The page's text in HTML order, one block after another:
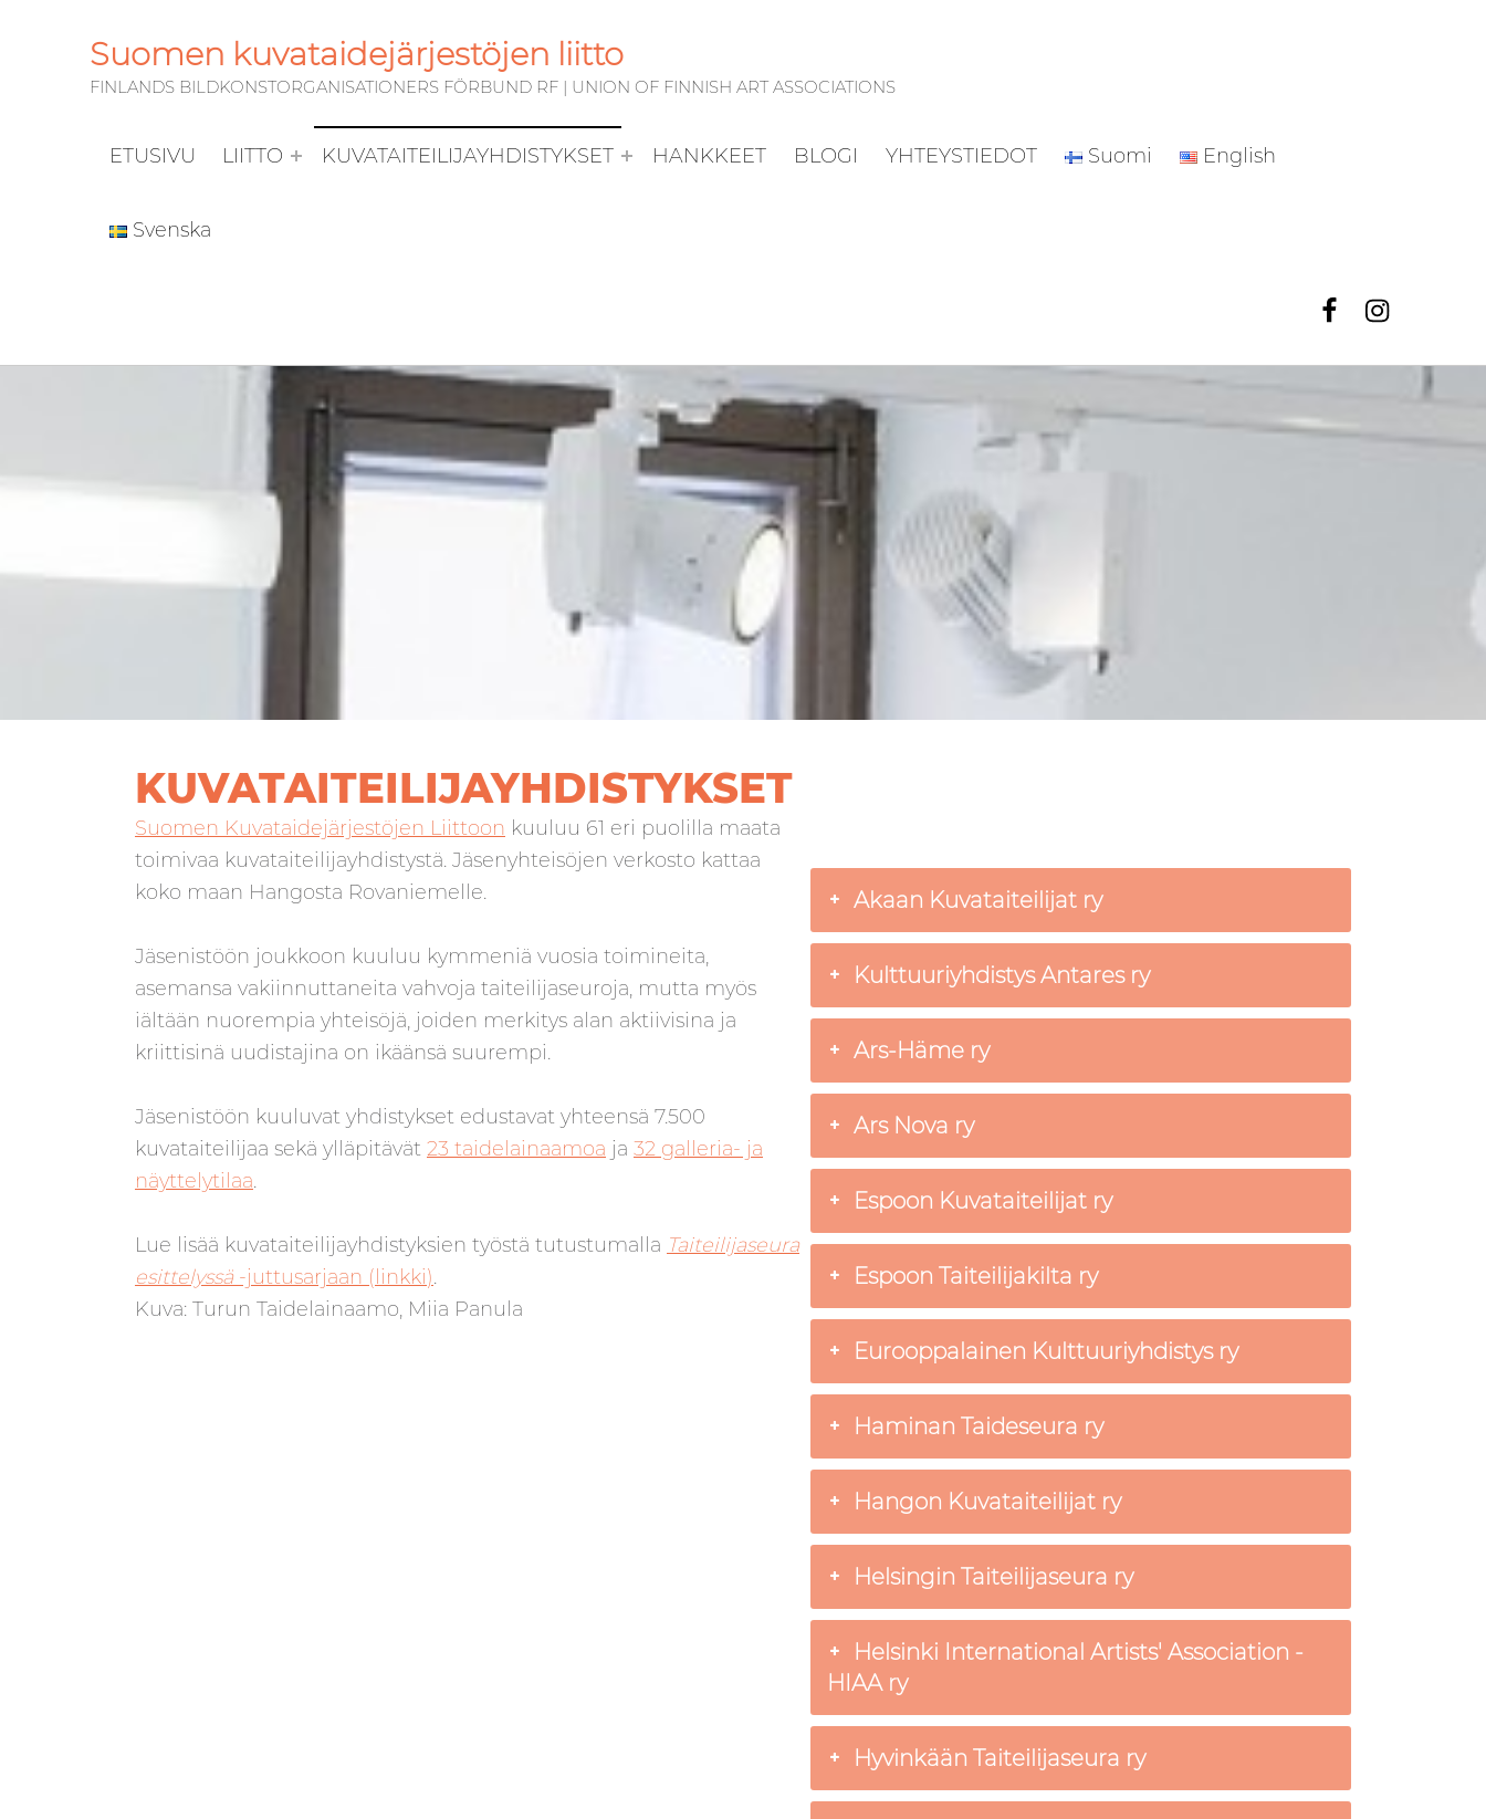
Suomen kuvataidejärjestöjen liitto
FINLANDS BILDKONSTORGANISATIONERS FÖRBUND RF | UNION OF FINNISH ART ASSOCIATIONS
ETUSIVU LIITTO KUVATAITEILIJAYHDISTYKSET HANKKEET BLOGI YHTEYSTIEDOT Suomi English
Svenska
KUVATAITEILIJAYHDISTYKSET
Suomen Kuvataidejärjestöjen Liittoon kuuluu 61 eri puolilla maata
toimivaa kuvataiteilijayhdistystä. Jäsenyhteisöjen verkosto kattaa
koko maan Hangosta Rovaniemelle.
Jäsenistöön joukkoon kuuluu kymmeniä vuosia toimineita,
asemansa vakiinnuttaneita vahvoja taiteilijaseuroja, mutta myös
iältään nuorempia yhteisöjä, joiden merkitys alan aktiivisina ja
kriittisinä uudistajina on ikäänsä suurempi.
Jäsenistöön kuuluvat yhdistykset edustavat yhteensä 7.500
kuvataiteilijaa sekä ylläpitävät 23 taidelainaamoa ja 32 galleria- ja
näyttelytilaa.
Lue lisää kuvataiteilijayhdistyksien työstä tutustumalla Taiteilijaseura
esittelyssä-juttusarjaan (linkki).
Kuva: Turun Taidelainaamo, Miia Panula
Akaan Kuvataiteilijat ry
Kulttuuriyhdistys Antares ry
Ars-Häme ry
Ars Nova ry
Espoon Kuvataiteilijat ry
Espoon Taiteilijakilta ry
Eurooppalainen Kulttuuriyhdistys ry
Haminan Taideseura ry
Hangon Kuvataiteilijat ry
Helsingin Taiteilijaseura ry
Helsinki International Artists' Association -
HIAA ry
Hyvinkään Taiteilijaseura ry